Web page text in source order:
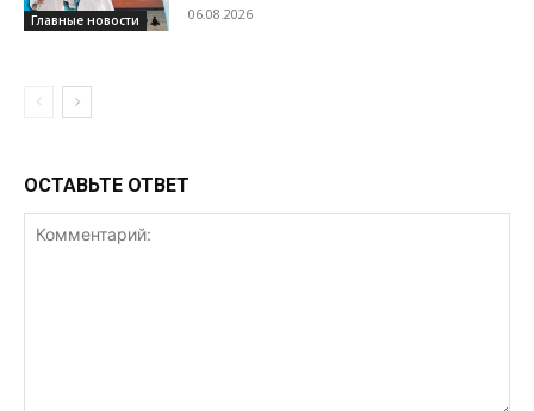
Главные новости 06.08.2026
ОСТАВЬТЕ ОТВЕТ